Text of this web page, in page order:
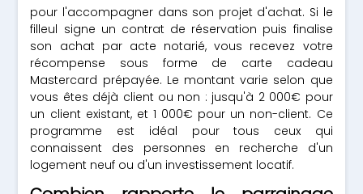
pour l'accompagner dans son projet d'achat. Si le
filleul signe un contrat de réservation puis finalise
son achat par acte notarié, vous recevez votre
récompense sous forme de carte cadeau
Mastercard prépayée. Le montant varie selon que
vous êtes déjà client ou non : jusqu'à 2 000€ pour
un client existant, et 1 000€ pour un non-client. Ce
programme est idéal pour tous ceux qui
connaissent des personnes en recherche d'un
logement neuf ou d'un investissement locatif.